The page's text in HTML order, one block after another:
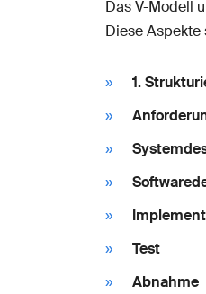
Das V-Modell
Diese Aspekte
1.
Test
Abnahme